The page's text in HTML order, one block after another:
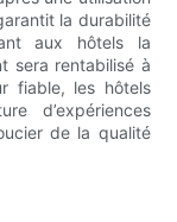
la durabilité
aux hôtels la
sera rentabilisé à
fiable, les hôtels
d’expériences
de la qualité